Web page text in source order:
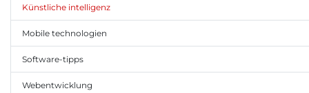
Künstliche intelligenz
Mobile technologien
Software-tipps
Webentwicklung